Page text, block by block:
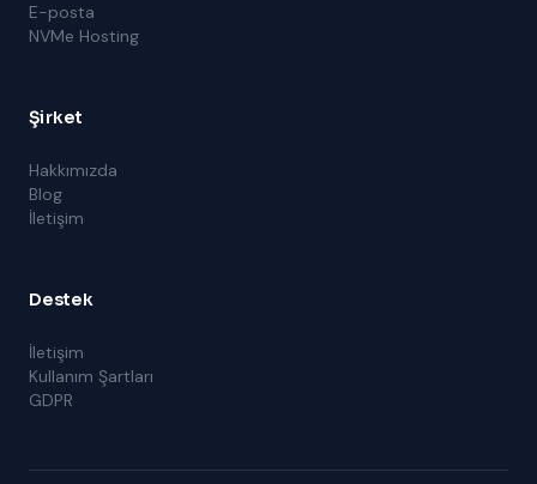
E-posta
NVMe Hosting
Şirket
Hakkımızda
Blog
İletişim
Destek
İletişim
Kullanım Şartları
GDPR